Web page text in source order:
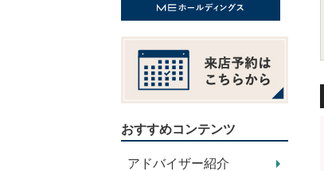
おすすめコンテンツ
アドバイザー紹介